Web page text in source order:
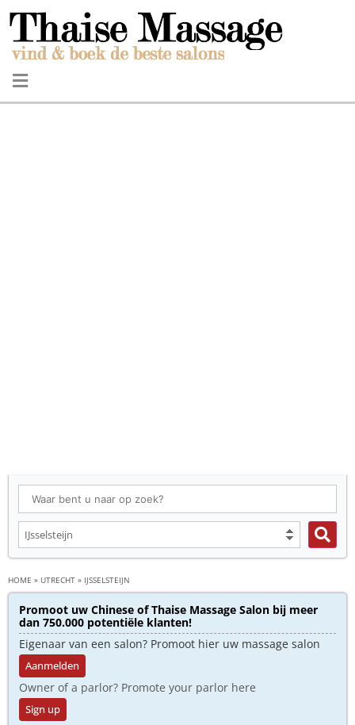
HOME » UTRECHT » IJSSELSTEIJN
Promoot uw Chinese of Thaise Massage Salon bij meer
dan 750.000 potentiële klanten!
Eigenaar van een salon? Promoot hier uw massage salon
Aanmelden
Owner of a parlor? Promote your parlor here
Sign up